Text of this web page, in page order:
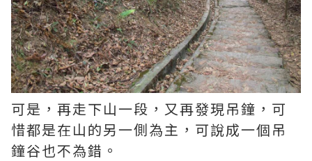
可是，再走下山一段，又再發現吊鐘，可
惜都是在山的另一側為主，可說成一個吊
鐘谷也不為錯。